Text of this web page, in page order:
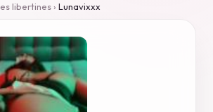
libertines› Lunavixxx